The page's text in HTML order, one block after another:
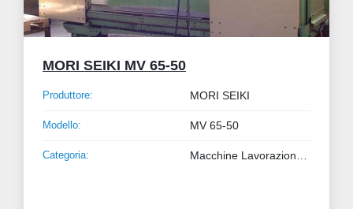
MORI SEIKI MV 65-50
Produttore: MORI SEIKI
Modello: MV 65-50
Categoria: